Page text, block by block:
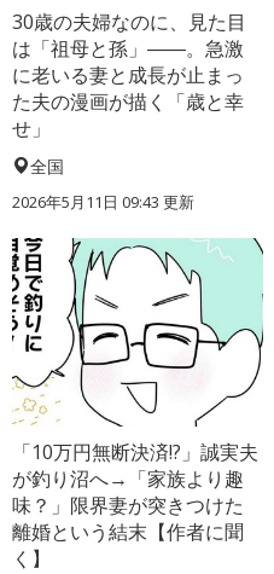
30歳の夫婦なのに、見た目
は「祖母と孫」――。急激
に老いる妻と成長が止まっ
た夫の漫画が描く「歳と幸
せ」
全国
2026年5月11日 09:43 更新
「10万円無断決済!?」誠実夫
が釣り沼へ→「家族より趣
味？」限界妻が突きつけた
離婚という結末【作者に聞
く】